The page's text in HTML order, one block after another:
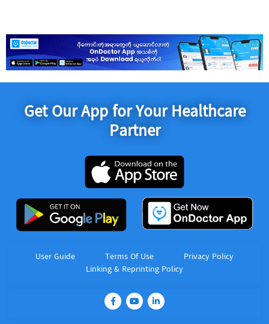
Get Our App for Your Healthcare
Partner
User Guide Terms Of Use
Privacy Policy
Linking & Reprinting Policy